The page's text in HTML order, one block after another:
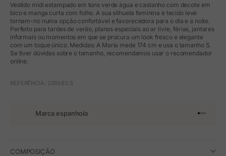
Vestido midi estampado em tons verde água e castanho com decote em
bico e manga curta com folho. A sua silhueta feminina e tecido leve
tornam-no numa opção confortável e favorecedora para o dia e a noite.
Perfeito para tardes de verão, planos especiais ao ar livre, férias, jantares
informais ou momentos em que se procura um look fresco e elegante
com um toque único. Medidas: A Maria mede 174 cm e usa o tamanho S.
Se tiver dúvidas sobre o tamanho, recomendamos usar o recomendador
online.
REFERÊNCIA: 209563.S
Marca espanhola Ir para o
Ir para
Ir para
Ir para
COMPOSIÇÃO